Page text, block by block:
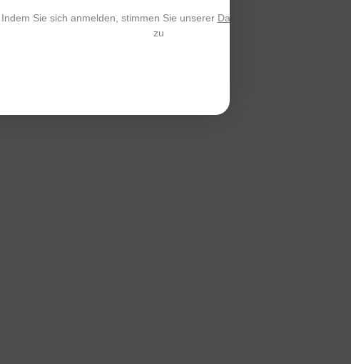
Indem Sie sich anmelden, stimmen Sie unserer Datenschutzerklärung
zu